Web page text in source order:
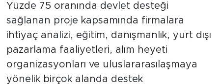
Yüzde 75 oranında devlet desteği
sağlanan proje kapsamında firmalara
ihtiyaç analizi, eğitim, danışmanlık, yurt dışı
pazarlama faaliyetleri, alım heyeti
organizasyonları ve uluslararasılaşmaya
yönelik birçok alanda destek